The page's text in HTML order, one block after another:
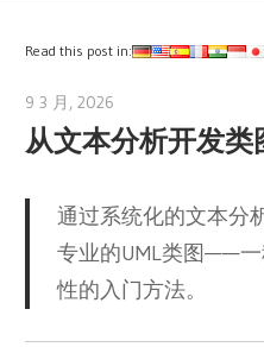
Ops,
Agile
and
Read this post in:
9 3 月, 2026
从文本分析开发
通过系统化的文本分
专业的UML类图——
性的入门方法。